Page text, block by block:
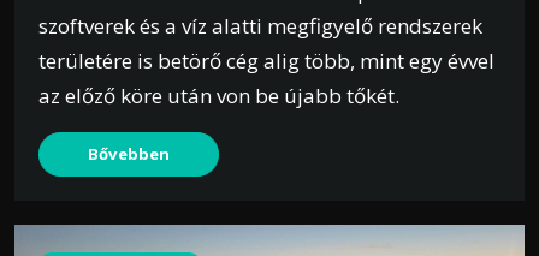
szoftverek és a víz alatti megfigyelő rendszerek
területére is betörő cég alig több, mint egy évvel
az előző köre után von be újabb tőkét.
Bővebben